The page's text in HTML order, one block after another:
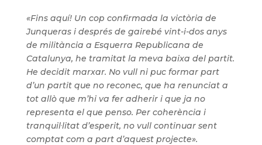
«Fins aquí! Un cop confirmada la victòria de
Junqueras i després de gairebé vint-i-dos anys
de militància a Esquerra Republicana de
Catalunya, he tramitat la meva baixa del partit.
He decidit marxar. No vull ni puc formar part
d’un partit que no reconec, que ha renunciat a
tot allò que m’hi va fer adherir i que ja no
representa el que penso. Per coherència i
tranquil·litat d’esperit, no vull continuar sent
comptat com a part d’aquest projecte».